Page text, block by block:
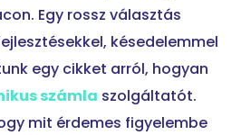
Egy rossz választás
késedelemmel
egy cikket arról, hogyan
számla szolgáltatót.
mit érdemes figyelembe